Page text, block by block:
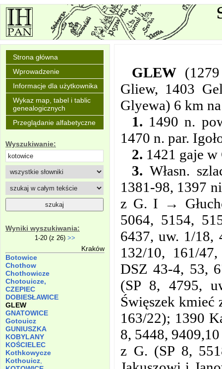
Strona główna
Wprowadzenie
Informacje dla użytkownika
Wykaz map, tabel i tablic
genealogicznych
Przeglądanie alfabetyczne
Wyszukiwanie:
Wyniki wyszukiwania:
1-20 (z 26) >>
Kraków
Botowice
Chothow
Chothowicze
Chotouicze,
CZEPIEC
DOBIESŁAWICE
GLEW
GNATOWICE
Gotouicz
GUNIUSZKA
KOBYLANY
KOŚCIELEC
Kothkowycze
Kothouicz
GLEW
Gliew, 1403
Glyewa) 6 km
1. 1490 n.
1470 n. par.
2. 1421 gaje
3. Własn.
1381-98, 1397
z G. I →
5064, 5154,
6437, uw. 1/18,
132/10, 161/
DSZ 43-4, 53,
(SP 8, 4795,
Święszek kmieć
163/22); 1390
8, 5448,
z G. (SP 8,